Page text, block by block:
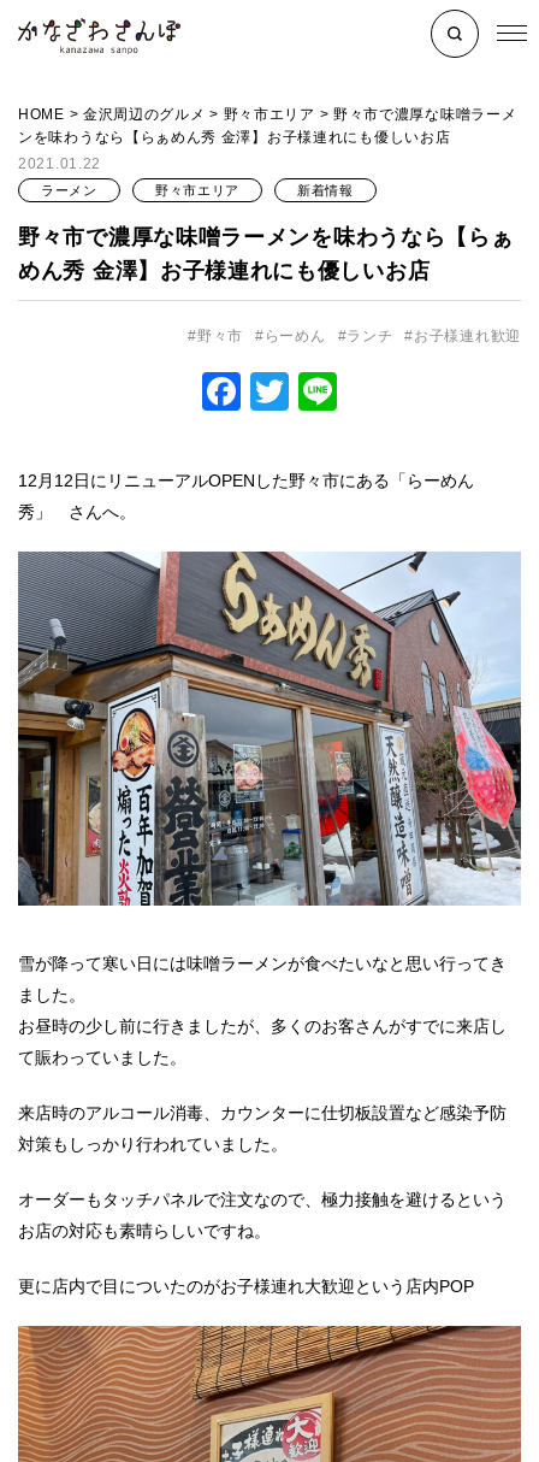
HOME > 金沢周辺のグルメ > 野々市エリア > 野々市で濃厚な味噌ラーメ
ンを味わうなら【らぁめん秀 金澤】お子様連れにも優しいお店
2021.01.22
ラーメン 野々市エリア 新着情報
野々市で濃厚な味噌ラーメンを味わうなら【らぁ
めん秀 金澤】お子様連れにも優しいお店
野々市 らーめん ランチ お子様連れ歓迎
Facebook
Twitter
12月12日にリニューアルOPENした野々市にある「らーめん
秀」 さんへ。
雪が降って寒い日には味噌ラーメンが食べたいなと思い行ってき
ました。
お昼時の少し前に行きましたが、多くのお客さんがすでに来店し
て賑わっていました。
来店時のアルコール消毒、カウンターに仕切板設置など感染予防
対策もしっかり行われていました。
オーダーもタッチパネルで注文なので、極力接触を避けるという
お店の対応も素晴らしいですね。
更に店内で目についたのがお子様連れ大歓迎という店内POP